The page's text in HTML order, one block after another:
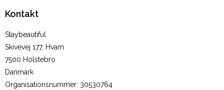
Kontakt
Staybeautiful
Skivevej 177, Hvam
7500 Holstebro
Danmark
Organisationsnummer: 30530764